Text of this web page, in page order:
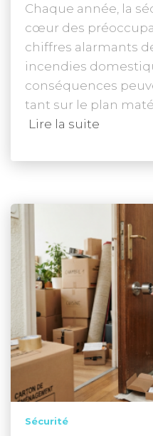
Chaque année, la
cœur des
chiffres alarmants
incendies
conséquences
tant sur le plan
Lire la suite
Sécurité